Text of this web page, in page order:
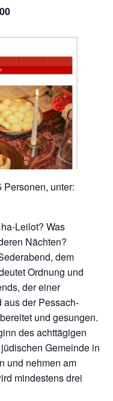
unter:
Leilot? Was
Nächten?
dem
Ordnung und
der einer
aus der Pessach-
und gesungen.
des achttägigen
Gemeinde in
und nehmen am
mindestens drei